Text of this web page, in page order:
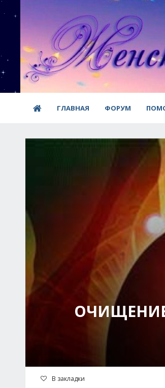
ГЛАВНАЯ ФОРУМ
В закладки